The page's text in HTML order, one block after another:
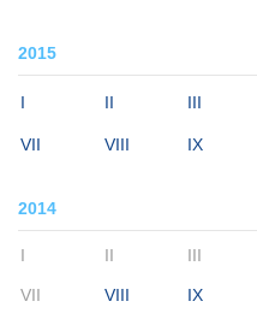
2015
I II III
VII VIII IX
2014
I II III
VII VIII IX